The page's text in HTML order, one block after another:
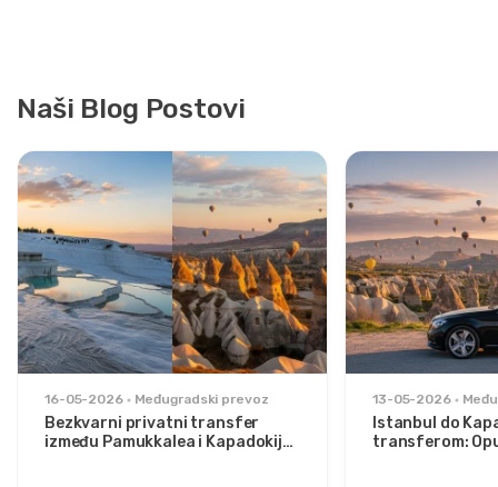
Naši Blog Postovi
16-05-2026 Međugradski prevoz
Bezkvarni privatni transfer
između Pamukkalea i Kapadokije:
13-05-2026
Istanbul do
transferom: